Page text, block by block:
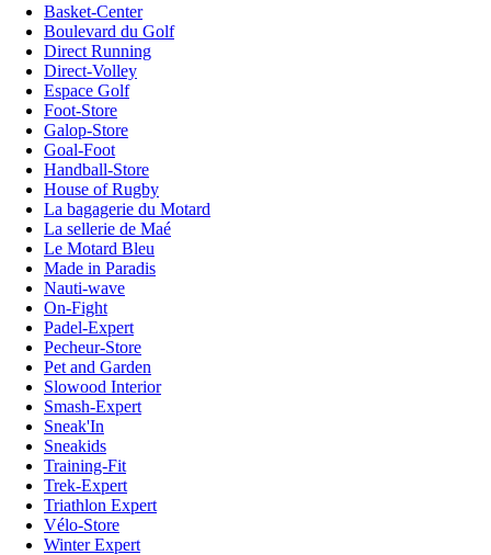
Basket-Center
Boulevard du Golf
Direct Running
Direct-Volley
Espace Golf
Foot-Store
Galop-Store
Goal-Foot
Handball-Store
House of Rugby
La bagagerie du Motard
La sellerie de Maé
Le Motard Bleu
Made in Paradis
Nauti-wave
On-Fight
Padel-Expert
Pecheur-Store
Pet and Garden
Slowood Interior
Smash-Expert
Sneak'In
Sneakids
Training-Fit
Trek-Expert
Triathlon Expert
Vélo-Store
Winter Expert